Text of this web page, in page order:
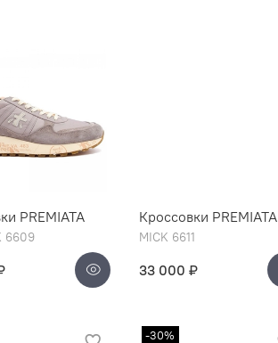
PREMIATA
6609
Кроссовки PREMIATA
MICK 6611
33 000 ₽
-30%